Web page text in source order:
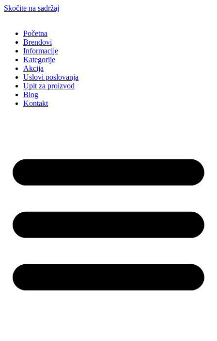
Skočite na sadržaj
Početna
Brendovi
Informacije
Kategorije
Akcija
Uslovi poslovanja
Upit za proizvod
Blog
Kontakt